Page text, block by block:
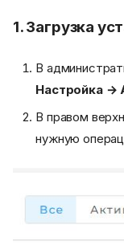
1. Загрузка
В
Настройка →
В правом
нужную